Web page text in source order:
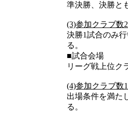
準決勝、決勝と
(3)参加クラブ数
決勝1試合のみ
る。
■試合会場
リーグ戦上位ク
(4)参加クラブ数
出場条件を満た
る。